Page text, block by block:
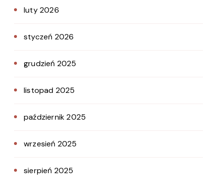
luty 2026
styczeń 2026
grudzień 2025
listopad 2025
październik 2025
wrzesień 2025
sierpień 2025